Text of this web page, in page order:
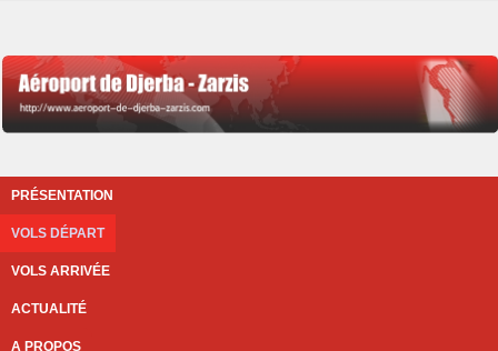
PRÉSENTATION
VOLS DÉPART
VOLS ARRIVÉE
ACTUALITÉ
A PROPOS